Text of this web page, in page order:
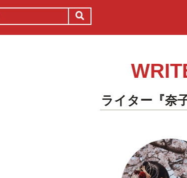
ライター『奈